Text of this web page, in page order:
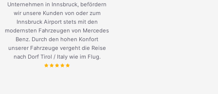
Unternehmen in Innsbruck, befördern
wir unsere Kunden von oder zum
Innsbruck Airport stets mit den
modernsten Fahrzeugen von Mercedes
Benz. Durch den hohen Konfort
unserer Fahrzeuge vergeht die Reise
nach Dorf Tirol / Italy wie im Flug.